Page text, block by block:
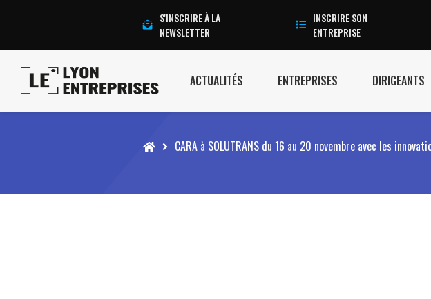
S'INSCRIRE À LA
NEWSLETTER
INSCRIRE SON
ENTREPRISE
ACTUALITÉS ENTREPRISES DIRIGEANTS
Accueil CARA à SOLUTRANS du 16 au 20 novembre avec les